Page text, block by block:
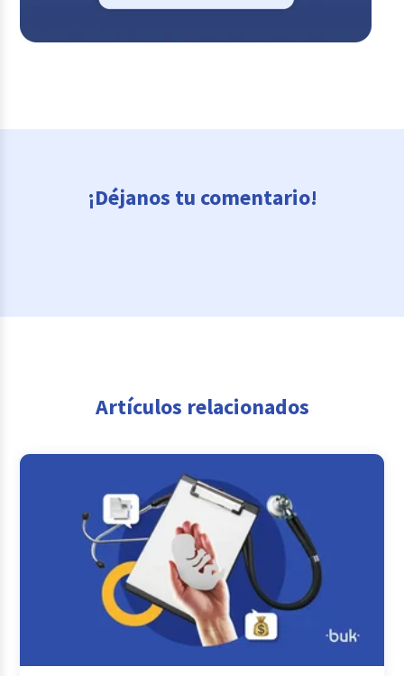
¡Déjanos tu comentario!
Artículos relacionados